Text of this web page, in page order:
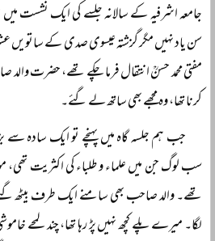
جامعہ اشرفیہ کے سالانہ جلسے کی ایک
سن یاد نہیں مگر گزشتہ عیسوی صدی کے
مفتی محمد حسنؒ انتقال فرما چکے تھے،
کرنا تھا، وہ مجھے بھی ساتھ لے گئے۔
جب ہم جلسہ گاہ میں پہنچے تو ایک سادہ
سب لوگ جن میں علماء و طلباء کی اکثریت
تھے۔ والد صاحب بھی سامنے ایک طرف بیٹھ
لگا۔ میرے پلے کچھ نہیں پڑ رہا تھا، چند لمحے